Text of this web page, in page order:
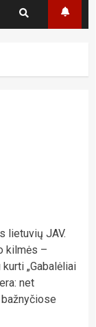
lietuvių JAV.
kilmės –
„Gabalėliai
net